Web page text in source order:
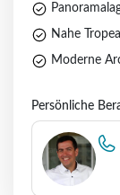
Nahe
Moderne
Persönliche